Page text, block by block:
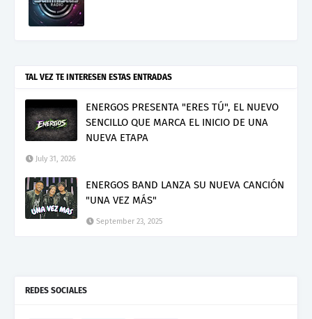
TAL VEZ TE INTERESEN ESTAS ENTRADAS
ENERGOS PRESENTA "ERES TÚ", EL NUEVO
SENCILLO QUE MARCA EL INICIO DE UNA
NUEVA ETAPA
July 31, 2026
ENERGOS BAND LANZA SU NUEVA CANCIÓN
"UNA VEZ MÁS"
September 23, 2025
REDES SOCIALES